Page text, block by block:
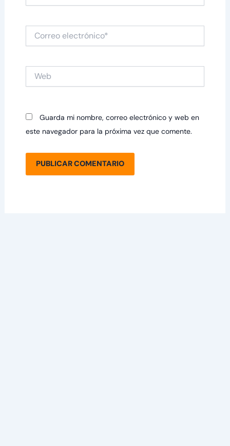
Correo
electrónico*
Guarda mi nombre, correo electrónico y web en
este navegador para la próxima vez que comente.